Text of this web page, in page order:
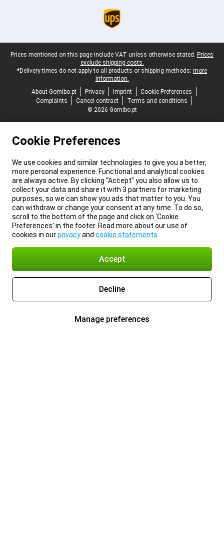
Legal footer
Prices mentioned on this page include VAT unless otherwise stated. Prices
exclude shipping costs.
*Delivery times do not apply to all products or shipping methods: more
information.
About Gomibo.pt
Privacy Imprint
Cookie Preferences
Complaints
Cancel contract
Terms and conditions
© 2026 Gomibo.pt
Cookie Preferences
We use cookies and similar technologies to give you a better,
more personal experience. Functional and analytical cookies
are always active. By clicking “Accept” you also allow us to
collect your data and share it with 3 partners for marketing
purposes, so we can show you ads that matter to you. You
can withdraw or change your consent at any time. To do so,
scroll to the bottom of the page and click on ‘Cookie
Preferences’ in the footer. Read more about our use of
cookies in ourprivacyand cookie statements
Accept
Decline
Manage preferences